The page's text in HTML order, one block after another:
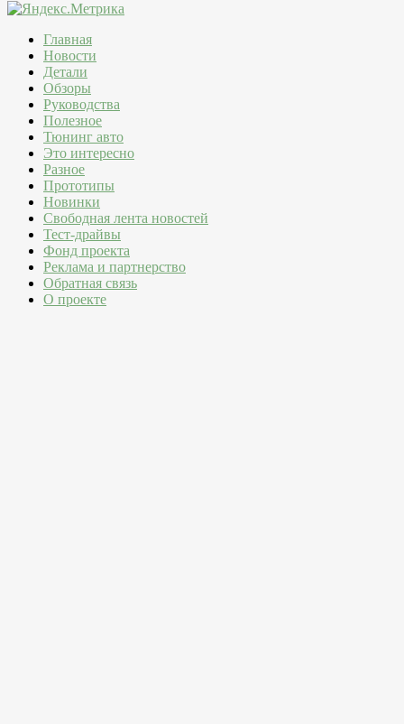
Главная
Новости
Детали
Обзоры
Руководства
Полезное
Тюнинг авто
Это интересно
Разное
Прототипы
Новинки
Свободная лента новостей
Тест-драйвы
Фонд проекта
Реклама и партнерство
Обратная связь
О проекте